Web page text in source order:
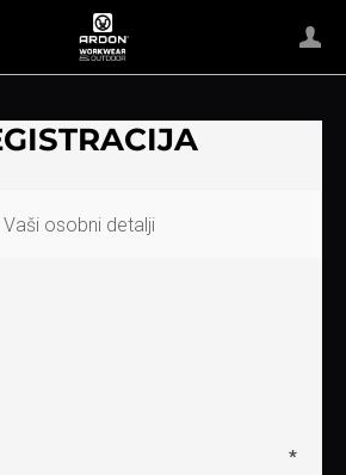
Vaši osobni detalji
*